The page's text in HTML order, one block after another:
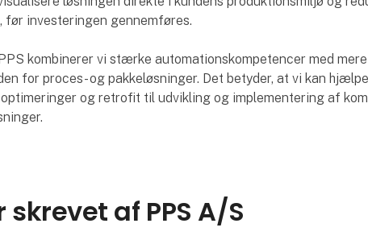
før investeringen gennemføres.
kombinerer vi stærke automationskompetencer med
for proces- og pakkeløsninger. Det betyder, at vi kan
og retrofit til udvikling og implementering af
af PPS A/S